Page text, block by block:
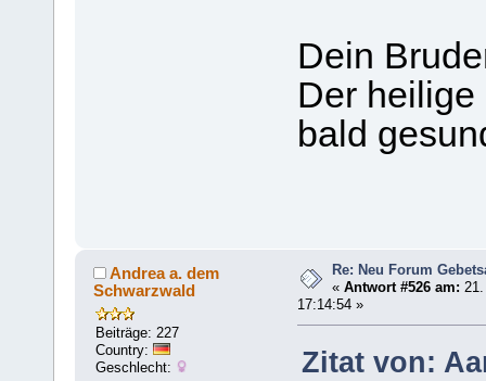
Dein
Der
bald
Andrea a. dem
Schwarzwald
Beiträge: 227
Country:
Geschlecht:
Re: Neu Forum
«Antwort #526 am:
17:14:54 »
Zitat von: